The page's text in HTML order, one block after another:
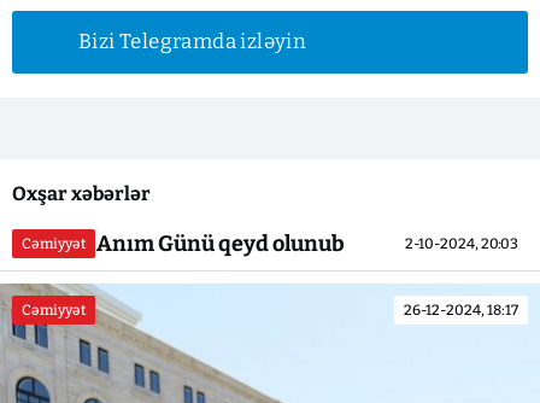
Bizi Telegramda izləyin
Oxşar xəbərlər
Cəmiyyət 2-10-2024, 20:03
BDU-da Anım Günü qeyd olunub
Cəmiyyət 26-12-2024, 18:17